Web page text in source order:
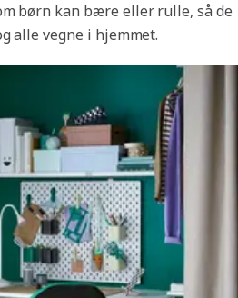
børn kan bære eller rulle, så de
alle vegne i hjemmet.